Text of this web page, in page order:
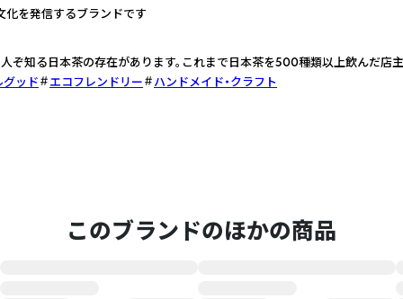
を発信するブランドです
ぞ知る日本茶の存在があります。これまで日本茶を500種類以上飲んだ店
ッド
エコフレンドリー ハンドメイド・クラフト
このブランドのほかの商品